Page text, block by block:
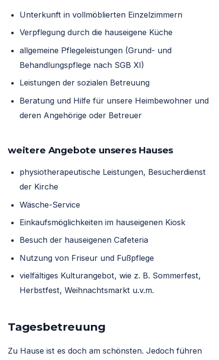
Unterkunft in vollmöblierten Einzelzimmern
Verpflegung durch die hauseigene Küche
allgemeine Pflegeleistungen (Grund- und
Behandlungspflege nach SGB XI)
Leistungen der sozialen Betreuung
Beratung und Hilfe für unsere Heimbewohner und
deren Angehörige oder Betreuer
weitere Angebote unseres Hauses
physiotherapeutische Leistungen, Besucherdienst
der Kirche
Wäsche-Service
Einkaufsmöglichkeiten im hauseigenen Kiosk
Besuch der hauseigenen Cafeteria
Nutzung von Friseur und Fußpflege
vielfältiges Kulturangebot, wie z. B. Sommerfest,
Herbstfest, Weihnachtsmarkt u.v.m.
Tagesbetreuung
Zu Hause ist es doch am schönsten. Jedoch führen